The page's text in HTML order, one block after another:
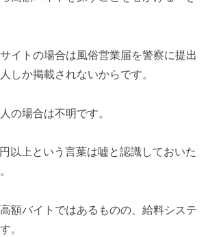
イトの場合は風俗営業届を警察に提出
しか掲載されないからです。
の場合は不明です。
以上という言葉は嘘と認識しておいた
額バイトではあるものの、給料システ
。